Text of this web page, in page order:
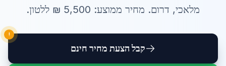
מלאכי, דרום. מחיר ממוצע: 5,500 ₪ ללטון.
קבל הצעת מחיר חינם
!